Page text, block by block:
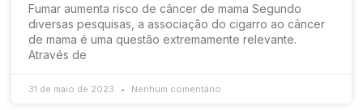
Fumar aumenta risco de câncer de mama Segundo
diversas pesquisas, a associação do cigarro ao câncer
de mama é uma questão extremamente relevante.
Através de
31 de maio de 2023 Nenhum comentário